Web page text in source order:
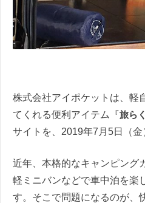
株式会社アイポケットは、軽
てくれる便利アイテム『旅ら
サイトを、2019年7月5日（金
近年、本格的なキャンピング
軽ミニバンなどで車中泊を楽
す。そこで問題になるのが、